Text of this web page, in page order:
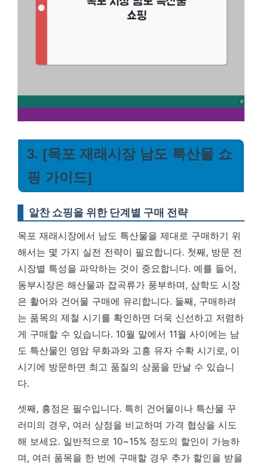
3. [목포 재래시장 남도 특산물 쇼
핑 가이드]
알찬 쇼핑을 위한 단계별 구매 전략
목포 재래시장에서 남도 특산물을 제대로 구매하기 위
해서는 몇 가지 실전 전략이 필요합니다. 첫째, 방문 전
시장별 특성을 파악하는 것이 중요합니다. 예를 들어,
동부시장은 해산물과 잡곡류가 풍부하며, 삼학도 시장
은 활어와 건어물 구매에 유리합니다. 둘째, 구매하려
는 품목의 제철 시기를 확인하면 더욱 신선하고 저렴하
게 구매할 수 있습니다. 10월 말에서 11월 사이에는 남
도 특산물인 영암 무화과와 고흥 유자 수확 시기로, 이
시기에 방문하면 최고 품질의 상품을 만날 수 있습니
다.
셋째, 흥정은 필수입니다. 특히 건어물이나 특산물 꾸
러미의 경우, 여러 상점을 비교하며 가격 협상을 시도
해 보세요. 일반적으로 10~15% 정도의 할인이 가능하
며, 여러 품목을 한 번에 구매할 경우 추가 할인을 받을